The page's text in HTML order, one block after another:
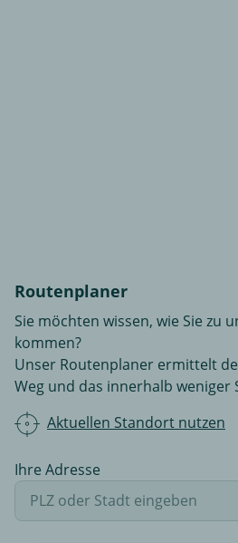
Routenplaner
Sie möchten wissen, wie Sie zu
kommen?
Unser Routenplaner ermittelt
Weg und das innerhalb weniger
Aktuellen Standort nutzen
Ihre Adresse